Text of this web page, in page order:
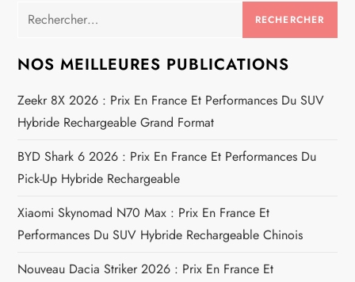
a
t
i
o
n
d
e
Rechercher :
NOS MEILLEURES PUBLICATIONS
Zeekr 8X 2026 : Prix En France Et Performances Du SUV
Hybride Rechargeable Grand Format
BYD Shark 6 2026 : Prix En France Et Performances Du
Pick-Up Hybride Rechargeable
Xiaomi Skynomad N70 Max : Prix En France Et
Performances Du SUV Hybride Rechargeable Chinois
Nouveau Dacia Striker 2026 : Prix En France Et